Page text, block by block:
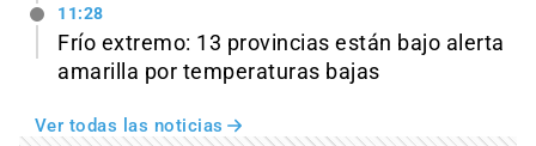
11:28
Frío extremo: 13 provincias están bajo alerta
amarilla por temperaturas bajas
Ver todas las noticias